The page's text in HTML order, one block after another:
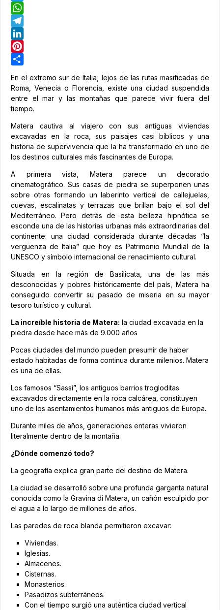
Twitter
WhatsApp
Telegram
LinkedIn
Pinterest
En el extremo sur de Italia, lejos de las rutas masificadas de
Roma, Venecia o Florencia, existe una ciudad suspendida
entre el mar y las montañas que parece vivir fuera del
tiempo.
Matera cautiva al viajero con sus antiguas viviendas
excavadas en la roca, sus paisajes casi bíblicos y una
historia de supervivencia que la ha transformado en uno de
los destinos culturales más fascinantes de Europa.
A primera vista, Matera parece un decorado
cinematográfico. Sus casas de piedra se superponen unas
sobre otras formando un laberinto vertical de callejuelas,
cuevas, escalinatas y terrazas que brillan bajo el sol del
Mediterráneo. Pero detrás de esta belleza hipnótica se
esconde una de las historias urbanas más extraordinarias del
continente: una ciudad considerada durante décadas “la
vergüenza de Italia” que hoy es Patrimonio Mundial de la
UNESCO y símbolo internacional de renacimiento cultural.
Situada en la región de Basilicata, una de las más
desconocidas y pobres históricamente del país, Matera ha
conseguido convertir su pasado de miseria en su mayor
tesoro turístico y cultural.
La increíble historia de Matera: la ciudad excavada en la
piedra desde hace más de 9.000 años
Pocas ciudades del mundo pueden presumir de haber
estado habitadas de forma continua durante milenios. Matera
es una de ellas.
Los famosos “Sassi”, los antiguos barrios trogloditas
excavados directamente en la roca calcárea, constituyen
uno de los asentamientos humanos más antiguos de Europa.
Durante miles de años, generaciones enteras vivieron
literalmente dentro de la montaña.
¿Dónde comenzó todo?
La geografía explica gran parte del destino de Matera.
La ciudad se desarrolló sobre una profunda garganta natural
conocida como la Gravina di Matera, un cañón esculpido por
el agua a lo largo de millones de años.
Las paredes de roca blanda permitieron excavar:
Viviendas.
Iglesias.
Almacenes.
Cisternas.
Monasterios.
Pasadizos subterráneos.
Con el tiempo surgió una auténtica ciudad vertical